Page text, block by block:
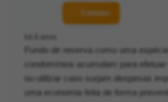
Contatar
há 6 anos
Fundo de reserva como uma
condomínios acumulam para
ou utilizar caso surjam despesas
uma economia feita de forma